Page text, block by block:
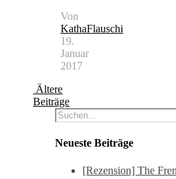
Von
KathaFlauschi
19.
Januar
2017
Ältere
Beiträge
Neueste Beiträge
[Rezension] The